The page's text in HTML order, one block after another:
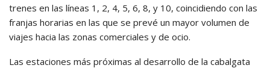
trenes en las líneas 1, 2, 4, 5, 6, 8, y 10, coincidiendo con las
franjas horarias en las que se prevé un mayor volumen de
viajes hacia las zonas comerciales y de ocio.
Las estaciones más próximas al desarrollo de la cabalgata